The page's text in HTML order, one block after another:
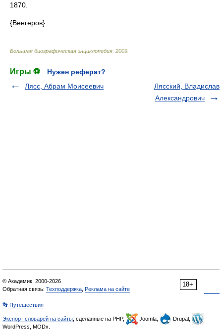
1870.
{Венгеров}
Большая биографическая энциклопедия 2009
Игры ⚽
Нужен реферат?
Лясс, Абрам Моисеевич
Лясский, Владислав
Александрович
18+
© Академик, 2000-2026
Обратная связь: Техподдержка Реклама на сайте
👣 Путешествия
Экспорт словарей на сайты , сделанные на PHP, Joomla,
Drupal,
WordPress, MODx.